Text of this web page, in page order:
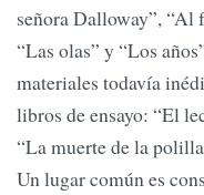
señora Dalloway”, “Al
“Las olas” y “Los
materiales todavía
libros de ensayo: “El
“La muerte de la
Un lugar común es